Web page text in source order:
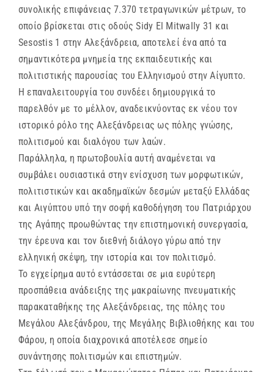
συνολικής επιφάνειας 7.370 τετραγωνικών μέτρων, το
οποίο βρίσκεται στις οδούς Sidy El Mitwally 31 και
Sesostis 1 στην Αλεξάνδρεια, αποτελεί ένα από τα
σημαντικότερα μνημεία της εκπαιδευτικής και
πολιτιστικής παρουσίας του Ελληνισμού στην Αίγυπτο.
Η επαναλειτουργία του συνδέει δημιουργικά το
παρελθόν με το μέλλον, αναδεικνύοντας εκ νέου τον
ιστορικό ρόλο της Αλεξάνδρειας ως πόλης γνώσης,
πολιτισμού και διαλόγου των λαών.
Παράλληλα, η πρωτοβουλία αυτή αναμένεται να
συμβάλει ουσιαστικά στην ενίσχυση των μορφωτικών,
πολιτιστικών και ακαδημαϊκών δεσμών μεταξύ Ελλάδας
και Αιγύπτου υπό την σοφή καθοδήγηση του Πατριάρχου
της Αγάπης προωθώντας την επιστημονική συνεργασία,
την έρευνα και τον διεθνή διάλογο γύρω από την
ελληνική σκέψη, την ιστορία και τον πολιτισμό.
Το εγχείρημα αυτό εντάσσεται σε μια ευρύτερη
προσπάθεια ανάδειξης της μακραίωνης πνευματικής
παρακαταθήκης της Αλεξάνδρειας, της πόλης του
Μεγάλου Αλεξάνδρου, της Μεγάλης Βιβλιοθήκης και του
Φάρου, η οποία διαχρονικά αποτέλεσε σημείο
συνάντησης πολιτισμών και επιστημών.